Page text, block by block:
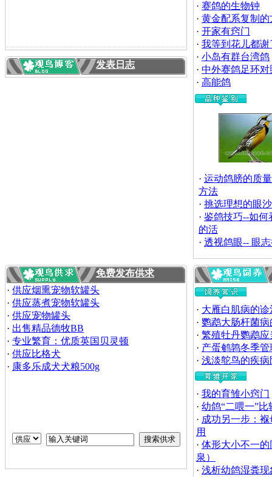
发表日志
· 赛鸽的生物钟
· 黄金配系复制的
· 开家有窍门
· 我等到花儿都谢
· 小岛有群台湾鸽
· 中外赛鸽足环对
· 高能鸽
· 运动鸽膀的质
方法
· 挑选理想的眼沙
· 鉴鸽技巧--如何
的活
· 透视鸽眼-- 眼
免费发布供求
· 供应烟熏宠物软罐头
· 供应蒸煮宠物软罐头
· 供应宠物罐头
· 出售精品德牧BB
· 专业繁育：优质英国贝灵顿
· 供应比格犬
· 康多乐成犬犬粮500g
· 大雁白肌病的诊
· 鹦鹉大肠杆菌病
· 繁殖牡丹鹦鹉
· 产蛋鹌鹑冬季管
· 浅淡鸵鸟的疾病
· 我的育雏小窍门
· 幼鸽“二喂一”比
· 成功另一步：
用
· 体形大小不一
泉）
· 浅析幼鸽湿粪现